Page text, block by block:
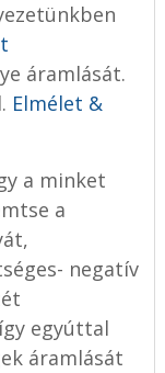
áramlását.
Elmélet &
a minket
a
negatív
egyúttal
áramlását